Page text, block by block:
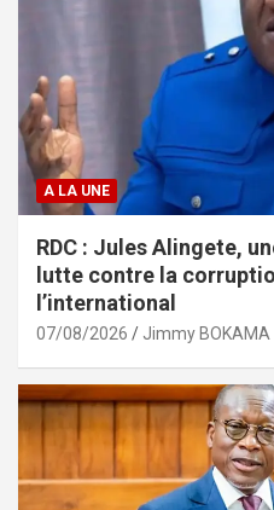
A LA UNE
RDC : Jules Alingete,
lutte contre la
l’international
07/08/2026 Jimmy BOKAMA